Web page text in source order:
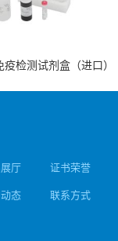
检测试剂盒（进口）
厅 证书荣誉
态 联系方式